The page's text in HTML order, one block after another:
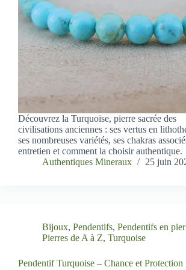
Découvrez la Turquoise, pierre sacrée des
civilisations anciennes : ses vertus en
ses nombreuses variétés, ses chakras
entretien et comment la choisir authentique.
Authentiques Mineraux
25 juin
Bijoux, Pendentifs, Pendentifs en
Pierres de A à Z, Turquoise
Pendentif Turquoise – Chance et Protection